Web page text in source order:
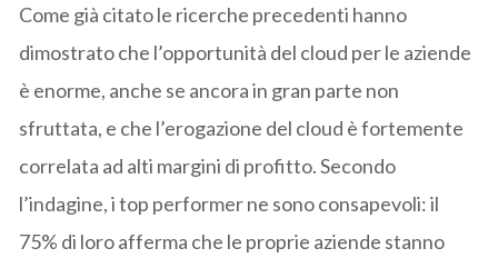
Come già citato le ricerche precedenti hanno
dimostrato che l’opportunità del cloud per le aziende
è enorme, anche se ancora in gran parte non
sfruttata, e che l’erogazione del cloud è fortemente
correlata ad alti margini di profitto. Secondo
l’indagine, i top performer ne sono consapevoli: il
75% di loro afferma che le proprie aziende stanno